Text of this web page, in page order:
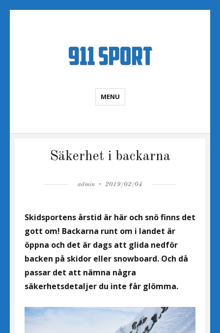
MENU
Säkerhet i backarna
Author
admin
Posted
2019/02/04
Skidsportens årstid är här och snö finns det
gott om! Backarna runt om i landet är
öppna och det är dags att glida nedför
backen på skidor eller snowboard. Och då
passar det att nämna några
säkerhetsdetaljer du inte får glömma.